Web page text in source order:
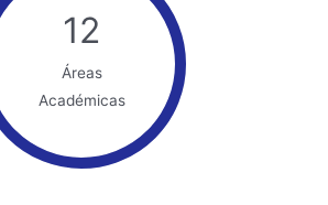
12
Áreas
Académicas